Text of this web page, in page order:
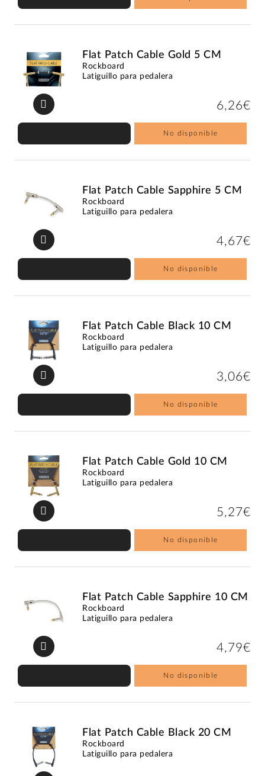
Flat Patch Cable Gold 5 CM
Rockboard
Latiguillo para pedalera
6,26€
No disponible
Flat Patch Cable Sapphire 5 CM
Rockboard
Latiguillo para pedalera
4,67€
No disponible
Flat Patch Cable Black 10 CM
Rockboard
Latiguillo para pedalera
3,06€
No disponible
Flat Patch Cable Gold 10 CM
Rockboard
Latiguillo para pedalera
5,27€
No disponible
Flat Patch Cable Sapphire 10 CM
Rockboard
Latiguillo para pedalera
4,79€
No disponible
Flat Patch Cable Black 20 CM
Rockboard
Latiguillo para pedalera